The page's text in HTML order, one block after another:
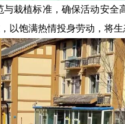
栽植标准，确保活动安
以饱满热情投身劳动，将